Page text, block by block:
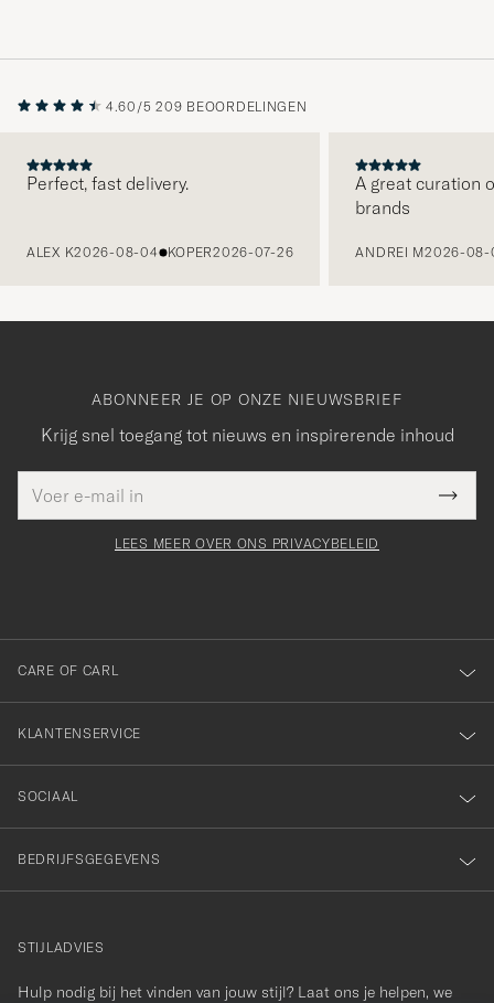
4.60/5 209 BEOORDELINGEN
Perfect, fast delivery.
ALEX K2026-08-04 KOPER2026-07-26
A great curation
brands
ANDREI M2026-08-
ABONNEER JE OP ONZE NIEUWSBRIEF
Krijg snel toegang tot nieuws en inspirerende inhoud
mailadres
veldBedankt
voor
onze
nieuwsbrief!
LEES MEER OVER ONS PRIVACYBELEID
CARE OF CARL
KLANTENSERVICE
SOCIAAL
BEDRIJFSGEGEVENS
STIJLADVIES
Hulp nodig bij het vinden van jouw stijl? Laat ons je helpen, we